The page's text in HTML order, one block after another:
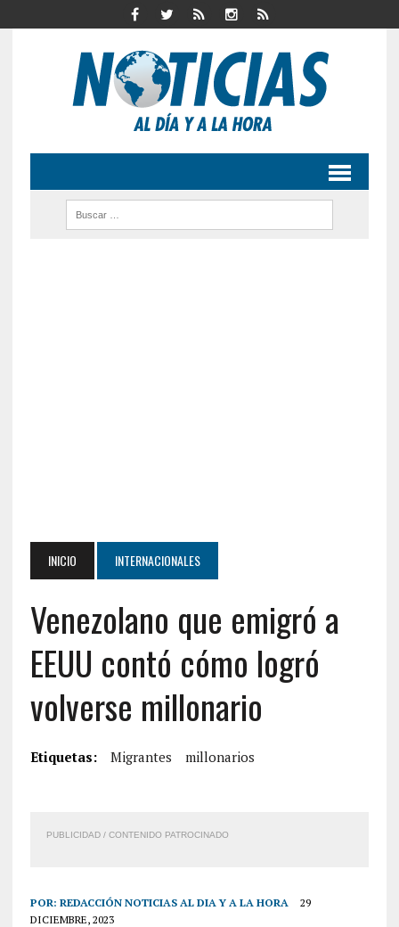
INICIO INTERNACIONALES
Venezolano que emigró a
EEUU contó cómo logró
volverse millonario
Etiquetas: Migrantes millonarios
PUBLICIDAD / CONTENIDO PATROCINADO
POR: REDACCIÓN NOTICIAS AL DIA Y A LA HORA
29
DICIEMBRE, 2023